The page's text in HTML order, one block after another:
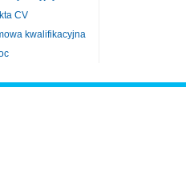
CV
kwalifikacyjna